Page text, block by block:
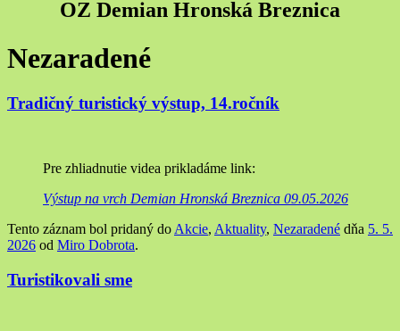
OZ Demian Hronská Breznica
Nezaradené
Tradičný turistický výstup, 14.ročník
Pre zhliadnutie videa prikladáme link:
Výstup na vrch Demian Hronská Breznica 09.05.2026
Tento záznam bol pridaný do Akcie, Aktuality, Nezaradené dňa 5. 5.
2026 od Miro Dobrota.
Turistikovali sme